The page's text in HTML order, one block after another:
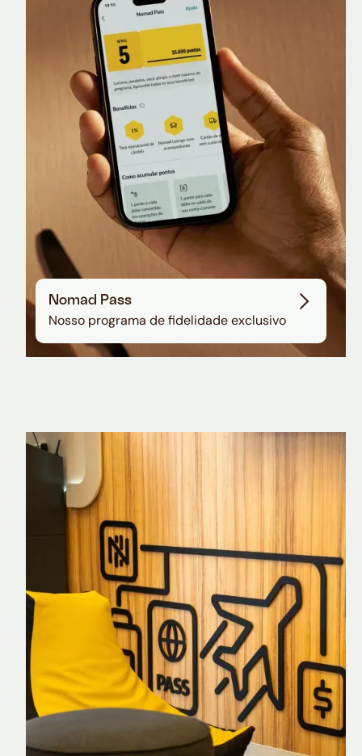
Nomad Lounge
Sala VIP no Aeroporto de Guarulhos
Nomad Pass
Nosso programa de fidelidade exclusivo
Nomad Explorer
Cartão de crédito brasileiro com cashback
em dólar